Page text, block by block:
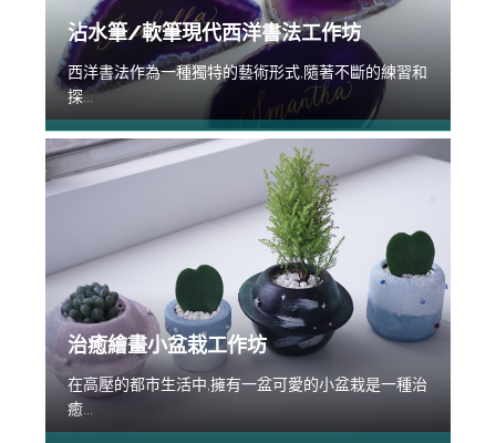
沾水筆/軟筆現代西洋書法工作坊
西洋書法作為一種獨特的藝術形式,隨著不斷的練習和
探...
治癒繪畫小盆栽工作坊
在高壓的都市生活中,擁有一盆可愛的小盆栽是一種治
癒...